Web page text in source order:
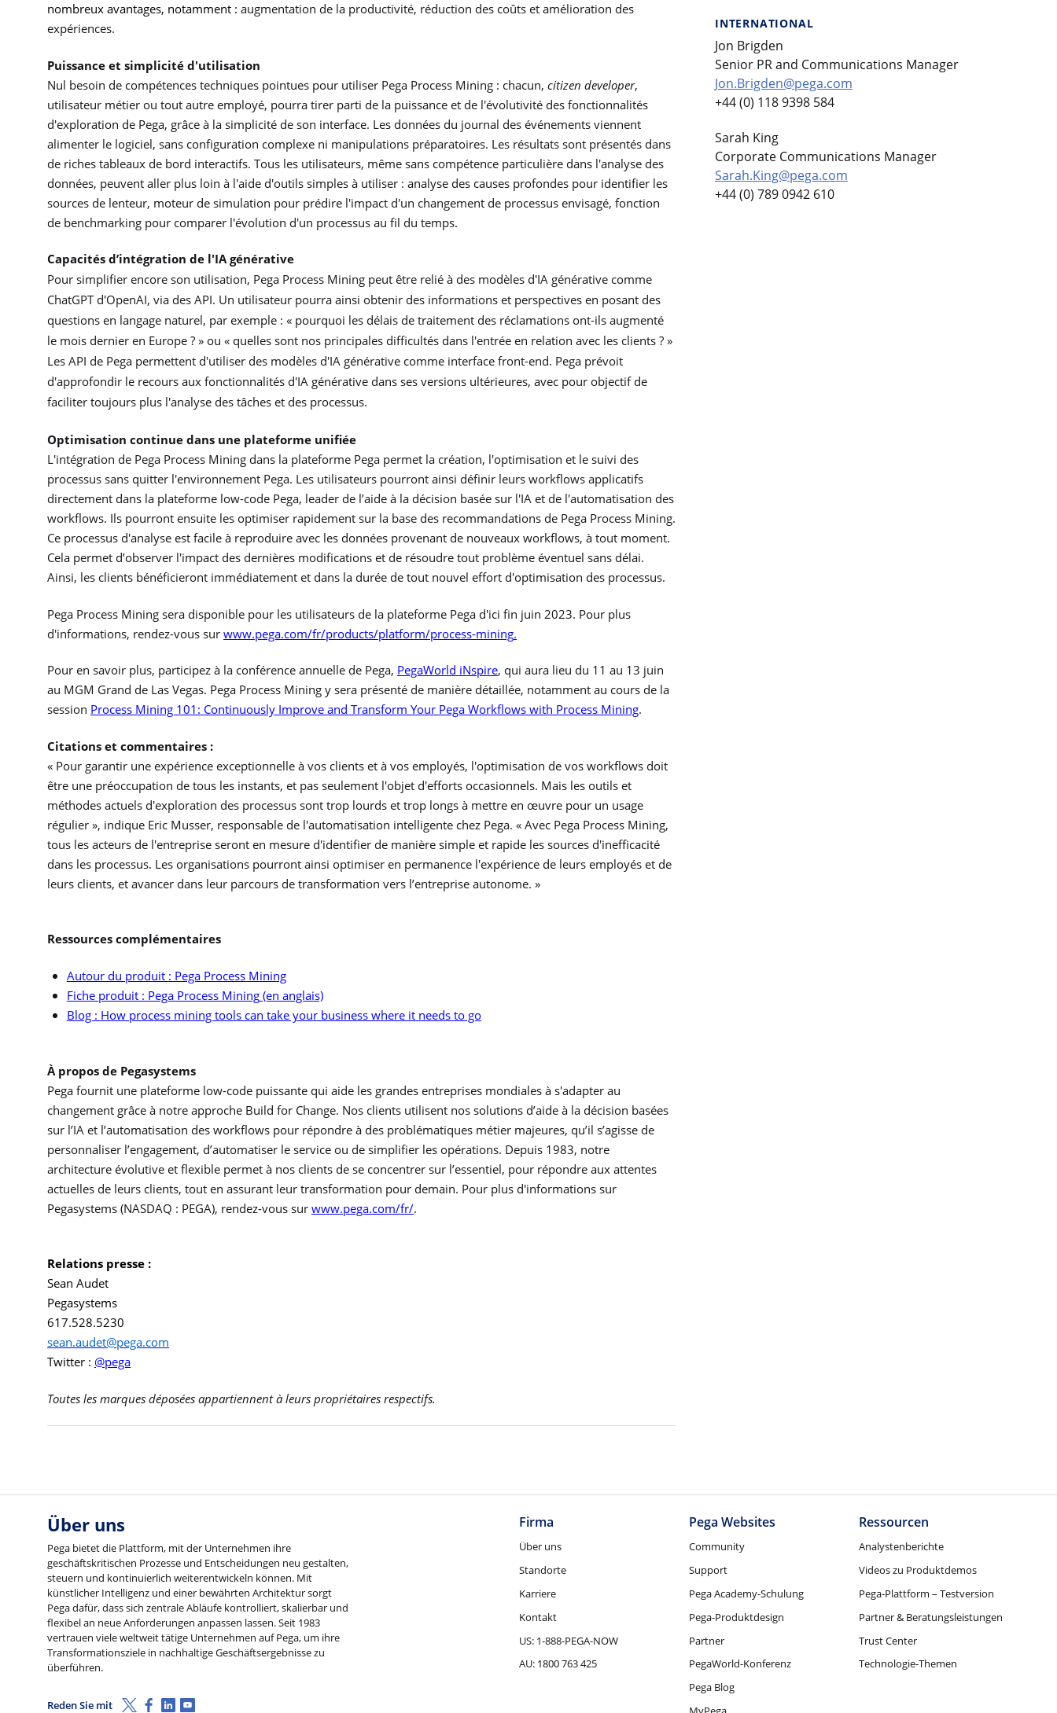
nombreux avantages, notamment : augmentation de la productivité, réduction des coûts et amélioration des
expériences.
Puissance et simplicité d'utilisation
Nul besoin de compétences techniques pointues pour utiliser Pega Process Mining : chacun, citizen developer,
utilisateur métier ou tout autre employé, pourra tirer parti de la puissance et de l'évolutivité des fonctionnalités
d'exploration de Pega, grâce à la simplicité de son interface. Les données du journal des événements viennent
alimenter le logiciel, sans configuration complexe ni manipulations préparatoires. Les résultats sont présentés dans
de riches tableaux de bord interactifs. Tous les utilisateurs, même sans compétence particulière dans l'analyse des
données, peuvent aller plus loin à l'aide d'outils simples à utiliser : analyse des causes profondes pour identifier les
sources de lenteur, moteur de simulation pour prédire l'impact d'un changement de processus envisagé, fonction
de benchmarking pour comparer l'évolution d'un processus au fil du temps.
Capacités d’intégration de l'IA générative
Pour simplifier encore son utilisation, Pega Process Mining peut être relié à des modèles d'IA générative comme
ChatGPT d'OpenAI, via des API. Un utilisateur pourra ainsi obtenir des informations et perspectives en posant des
questions en langage naturel, par exemple : « pourquoi les délais de traitement des réclamations ont-ils augmenté
le mois dernier en Europe ? » ou « quelles sont nos principales difficultés dans l'entrée en relation avec les clients ? »
Les API de Pega permettent d'utiliser des modèles d'IA générative comme interface front-end. Pega prévoit
d'approfondir le recours aux fonctionnalités d'IA générative dans ses versions ultérieures, avec pour objectif de
faciliter toujours plus l'analyse des tâches et des processus.
Optimisation continue dans une plateforme unifiée
L'intégration de Pega Process Mining dans la plateforme Pega permet la création, l'optimisation et le suivi des
processus sans quitter l'environnement Pega. Les utilisateurs pourront ainsi définir leurs workflows applicatifs
directement dans la plateforme low-code Pega, leader de l’aide à la décision basée sur l'IA et de l'automatisation des
workflows. Ils pourront ensuite les optimiser rapidement sur la base des recommandations de Pega Process Mining.
Ce processus d'analyse est facile à reproduire avec les données provenant de nouveaux workflows, à tout moment.
Cela permet d’observer l'impact des dernières modifications et de résoudre tout problème éventuel sans délai.
Ainsi, les clients bénéficieront immédiatement et dans la durée de tout nouvel effort d'optimisation des processus.
Pega Process Mining sera disponible pour les utilisateurs de la plateforme Pega d'ici fin juin 2023. Pour plus
d'informations, rendez-vous sur www.pega.com/fr/products/platform/process-mining.
Pour en savoir plus, participez à la conférence annuelle de Pega, PegaWorld iNspire, qui aura lieu du 11 au 13 juin
au MGM Grand de Las Vegas. Pega Process Mining y sera présenté de manière détaillée, notamment au cours de la
session Process Mining 101: Continuously Improve and Transform Your Pega Workflows with Process Mining.
Citations et commentaires :
« Pour garantir une expérience exceptionnelle à vos clients et à vos employés, l'optimisation de vos workflows doit
être une préoccupation de tous les instants, et pas seulement l'objet d'efforts occasionnels. Mais les outils et
méthodes actuels d'exploration des processus sont trop lourds et trop longs à mettre en œuvre pour un usage
régulier », indique Eric Musser, responsable de l'automatisation intelligente chez Pega. « Avec Pega Process Mining,
tous les acteurs de l'entreprise seront en mesure d'identifier de manière simple et rapide les sources d'inefficacité
dans les processus. Les organisations pourront ainsi optimiser en permanence l'expérience de leurs employés et de
leurs clients, et avancer dans leur parcours de transformation vers l’entreprise autonome. »
Ressources complémentaires
Autour du produit : Pega Process Mining
Fiche produit : Pega Process Mining(en anglais)
Blog : How process mining tools can take your business where it needs to go
À propos de Pegasystems
Pega fournit une plateforme low-code puissante qui aide les grandes entreprises mondiales à s'adapter au
changement grâce à notre approche Build for Change. Nos clients utilisent nos solutions d’aide à la décision basées
sur l’IA et l’automatisation des workflows pour répondre à des problématiques métier majeures, qu’il s’agisse de
personnaliser l’engagement, d’automatiser le service ou de simplifier les opérations. Depuis 1983, notre
architecture évolutive et flexible permet à nos clients de se concentrer sur l’essentiel, pour répondre aux attentes
actuelles de leurs clients, tout en assurant leur transformation pour demain. Pour plus d'informations sur
Pegasystems (NASDAQ : PEGA), rendez-vous sur www.pega.com/fr/.
Relations presse :
Sean Audet
Pegasystems
617.528.5230
sean.audet@pega.com
Twitter : @pega
Toutes les marques déposées appartiennent à leurs propriétaires respectifs.
INTERNATIONAL
Jon Brigden
Senior PR and Communications Manager
Jon.Brigden@pega.com
+44 (0) 118 9398 584
Sarah King
Corporate Communications Manager
Sarah.King@pega.com
+44 (0) 789 0942 610
Über uns
Pega bietet die Plattform, mit der Unternehmen ihre
geschäftskritischen Prozesse und Entscheidungen neu gestalten,
steuern und kontinuierlich weiterentwickeln können. Mit
künstlicher Intelligenz und einer bewährten Architektur sorgt
Pega dafür, dass sich zentrale Abläufe kontrolliert, skalierbar und
flexibel an neue Anforderungen anpassen lassen. Seit 1983
vertrauen viele weltweit tätige Unternehmen auf Pega, um ihre
Transformationsziele in nachhaltige Geschäftsergebnisse zu
überführen.
Reden Sie mit X (Twitter)
Facebook
LinkedIn
Youtube
Firma
Über uns
Standorte
Karriere
Kontakt
US: 1-888-PEGA-NOW
AU: 1800 763 425
Pega Websites
Community
Support
Pega Academy-Schulung
Pega-Produktdesign
Partner
PegaWorld-Konferenz
Pega Blog
Ressourcen
Analystenberichte
Videos zu Produktdemos
Pega-Plattform – Testversion
Partner & Beratungsleistungen
Trust Center
Technologie-Themen